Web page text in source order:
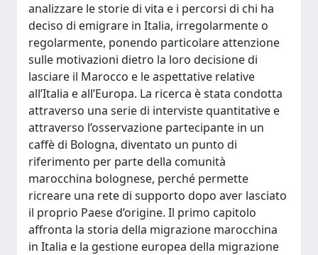
analizzare le storie di vita e i percorsi di chi ha
deciso di emigrare in Italia, irregolarmente o
regolarmente, ponendo particolare attenzione
sulle motivazioni dietro la loro decisione di
lasciare il Marocco e le aspettative relative
all’Italia e all’Europa. La ricerca è stata condotta
attraverso una serie di interviste quantitative e
attraverso l’osservazione partecipante in un
caffè di Bologna, diventato un punto di
riferimento per parte della comunità
marocchina bolognese, perché permette
ricreare una rete di supporto dopo aver lasciato
il proprio Paese d’origine. Il primo capitolo
affronta la storia della migrazione marocchina
in Italia e la gestione europea della migrazione